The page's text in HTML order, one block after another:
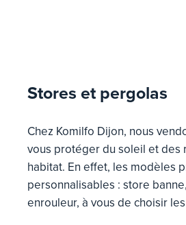
Stores et pergolas
Chez Komilfo Dijon, nous
vous protéger du soleil et des
habitat. En effet, les modèles
personnalisables : store
enrouleur, à vous de choisir